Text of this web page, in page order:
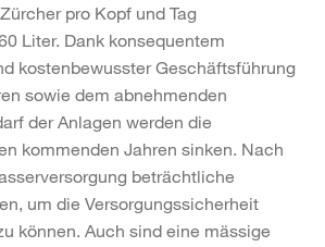
pro Kopf und Tag
Liter. Dank konsequentem
kostenbewusster Geschäftsführung
sowie dem abnehmenden
der Anlagen werden die
kommenden Jahren sinken. Nach
beträchtliche
um die Versorgungssicherheit
können. Auch sind eine mässige